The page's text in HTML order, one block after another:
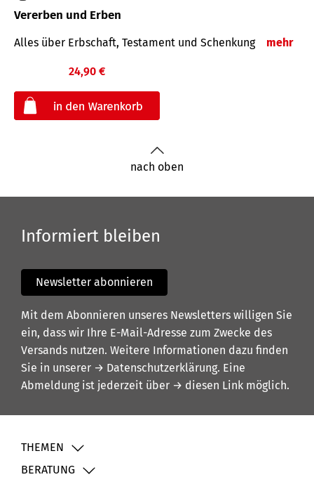
Vererben und Erben
Alles über Erbschaft, Testament und Schenkung mehr
24,90 €
nach oben
Informiert bleiben
Newsletter abonnieren
Mit dem Abonnieren unseres Newsletters willigen Sie
ein, dass wir Ihre E-Mail-Adresse zum Zwecke des
Versands nutzen. Weitere Informationen dazu finden
Sie in unserer → Datenschutzerklärung. Eine
Abmeldung ist jederzeit über → diesen Link möglich.
THEMEN
BERATUNG